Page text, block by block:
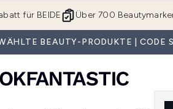
Zum Hauptinhalt springen
Über 700
für BEIDE
BEAUTY-PRODUKTE | CODE